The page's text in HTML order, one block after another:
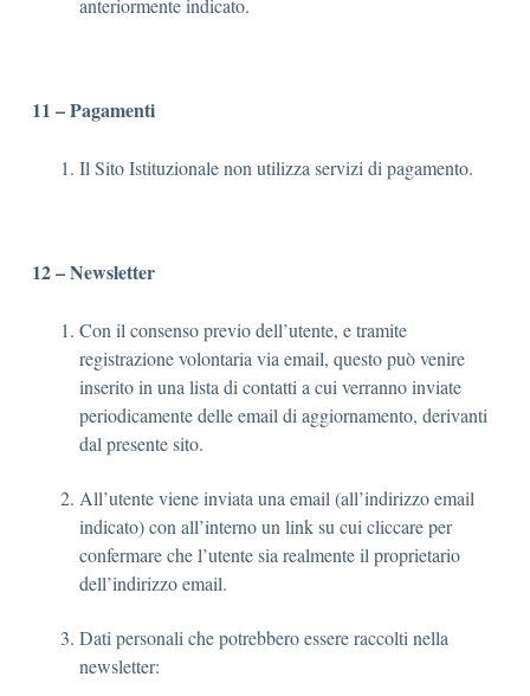
anteriormente indicato.
11 – Pagamenti
Il Sito Istituzionale non utilizza servizi di pagamento.
12 – Newsletter
Con il consenso previo dell’utente, e tramite
registrazione volontaria via email, questo può venire
inserito in una lista di contatti a cui verranno inviate
periodicamente delle email di aggiornamento, derivanti
dal presente sito.
All’utente viene inviata una email (all’indirizzo email
indicato) con all’interno un link su cui cliccare per
confermare che l’utente sia realmente il proprietario
dell’indirizzo email.
Dati personali che potrebbero essere raccolti nella
newsletter: